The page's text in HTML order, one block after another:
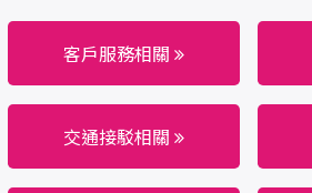
客戶服務相關
交通接駁相關